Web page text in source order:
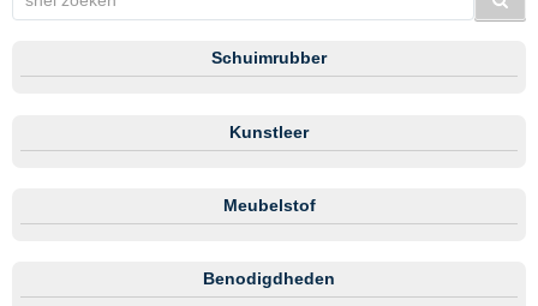
Schuimrubber
Kunstleer
Meubelstof
Benodigdheden